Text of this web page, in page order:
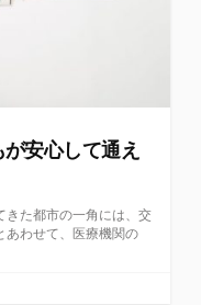
安心して通え
きた都市の一角には、交
あわせて、医療機関の